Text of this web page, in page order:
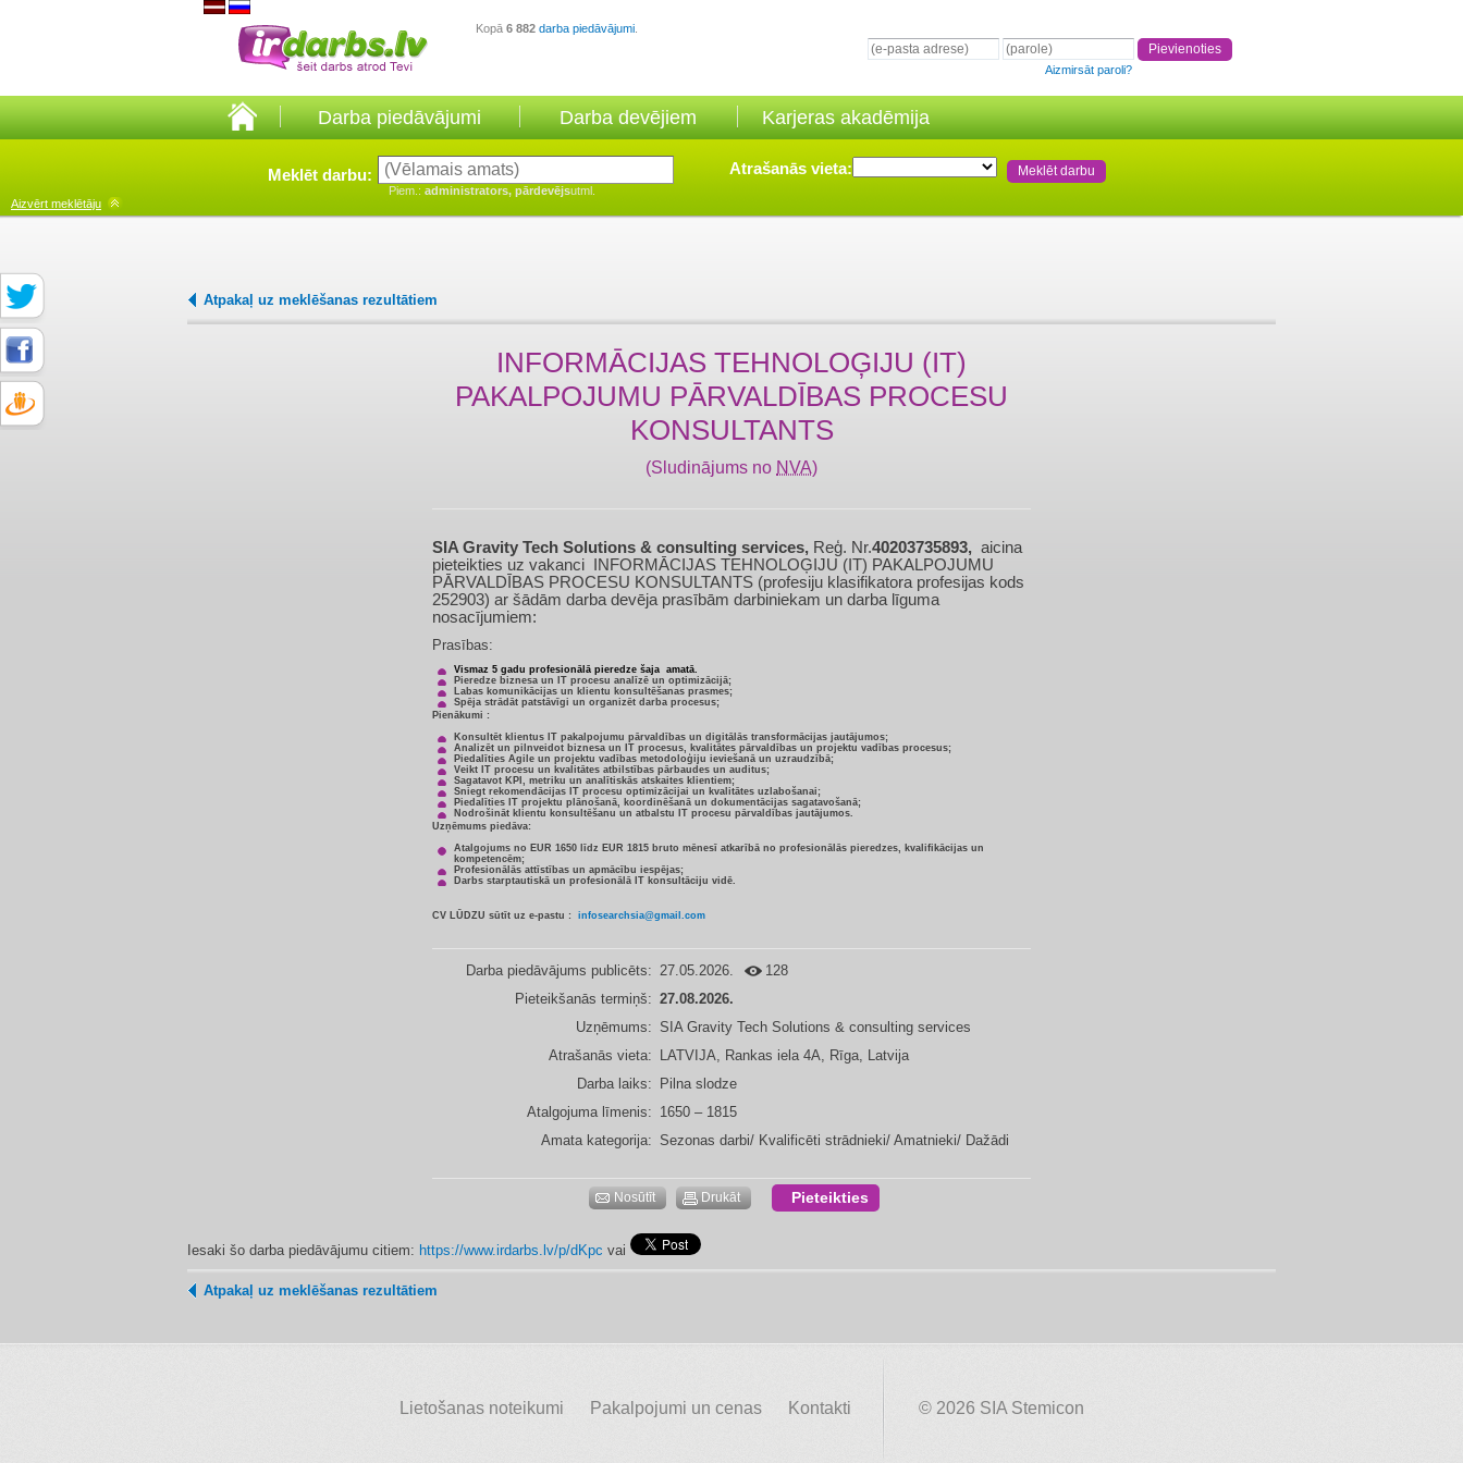
Kopā 6 882 darba piedāvājumi
Aizmirsāt paroli?
Darba piedāvājumi Darba devējiem Karjeras akadēmija
Meklēt darbu:
Piem.: administrators, pārdevējsutml.
Atrašanās vieta:
Aizvērt meklētāju
Atpakaļ uz meklēšanas rezultātiem
INFORMĀCIJAS TEHNOLOĢIJU (IT)
PAKALPOJUMU PĀRVALDĪBAS PROCESU
KONSULTANTS
(Sludinājums no NVA)
SIA Gravity Tech Solutions & consulting services, Reģ. Nr.40203735893, aicina
pieteikties uz vakanci INFORMĀCIJAS TEHNOLOĢIJU (IT) PAKALPOJUMU
PĀRVALDĪBAS PROCESU KONSULTANTS (profesiju klasifikatora profesijas kods
252903) ar šādām darba devēja prasībām darbiniekam un darba līguma
nosacījumiem:
Prasības:
Vismaz 5 gadu profesionālā pieredze šaja amatā.
Pieredze biznesa un IT procesu analīzē un optimizācijā;
Labas komunikācijas un klientu konsultēšanas prasmes;
Spēja strādāt patstāvīgi un organizēt darba procesus;
Pienākumi :
Konsultēt klientus IT pakalpojumu pārvaldības un digitālās transformācijas jautājumos;
Analizēt un pilnveidot biznesa un IT procesus, kvalitātes pārvaldības un projektu vadības procesus;
Piedalīties Agile un projektu vadības metodoloģiju ieviešanā un uzraudzībā;
Veikt IT procesu un kvalitātes atbilstības pārbaudes un auditus;
Sagatavot KPI, metriku un analītiskās atskaites klientiem;
Sniegt rekomendācijas IT procesu optimizācijai un kvalitātes uzlabošanai;
Piedalīties IT projektu plānošanā, koordinēšanā un dokumentācijas sagatavošanā;
Nodrošināt klientu konsultēšanu un atbalstu IT procesu pārvaldības jautājumos.
Uzņēmums piedāva:
Atalgojums no EUR 1650 līdz EUR 1815 bruto mēnesī atkarībā no profesionālās pieredzes, kvalifikācijas un
kompetencēm;
Profesionālās attīstības un apmācību iespējas;
Darbs starptautiskā un profesionālā IT konsultāciju vidē.
CV LŪDZU sūtīt uz e-pastu : infosearchsia@gmail.com
Darba piedāvājums publicēts: 27.05.2026.
128
Pieteikšanās termiņš: 27.08.2026.
Uzņēmums: SIA Gravity Tech Solutions & consulting services
Atrašanās vieta: LATVIJA, Rankas iela 4A, Rīga, Latvija
Darba laiks: Pilna slodze
Atalgojuma līmenis: 1650 – 1815
Amata kategorija: Sezonas darbi/ Kvalificēti strādnieki/ Amatnieki/ Dažādi
Nosūtīt Drukāt Pieteikties
Iesaki šo darba piedāvājumu citiem: https://www.irdarbs.lv/p/dKpc vai
Atpakaļ uz meklēšanas rezultātiem
Lietošanas noteikumi Pakalpojumi un cenas Kontakti © 2026 SIA Stemicon